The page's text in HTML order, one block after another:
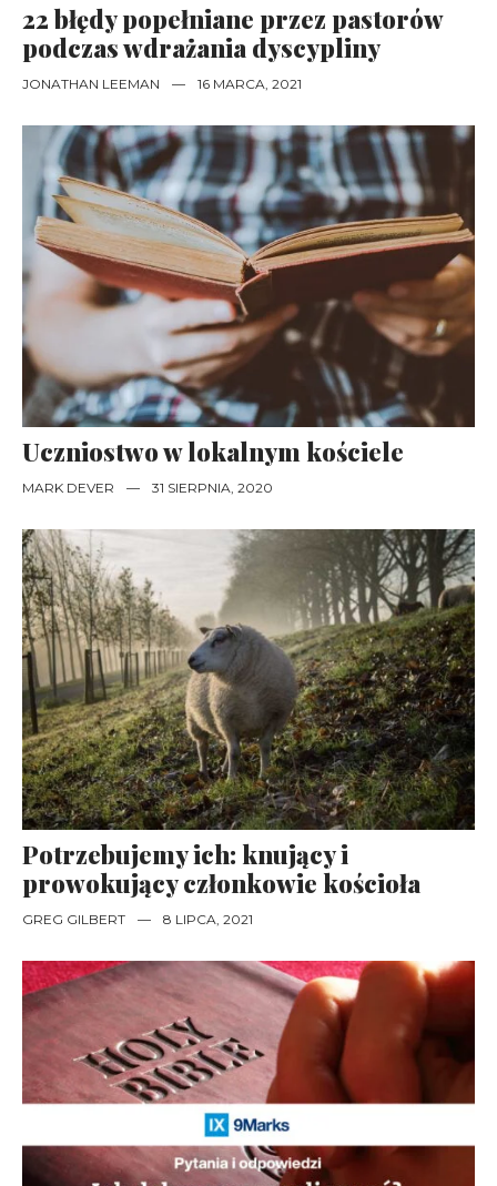
22 błędy popełniane przez pastorów
podczas wdrażania dyscypliny
JONATHAN LEEMAN — 16 MARCA, 2021
Uczniostwo w lokalnym kościele
MARK DEVER — 31 SIERPNIA, 2020
Potrzebujemy ich: knujący i
prowokujący członkowie kościoła
GREG GILBERT — 8 LIPCA, 2021